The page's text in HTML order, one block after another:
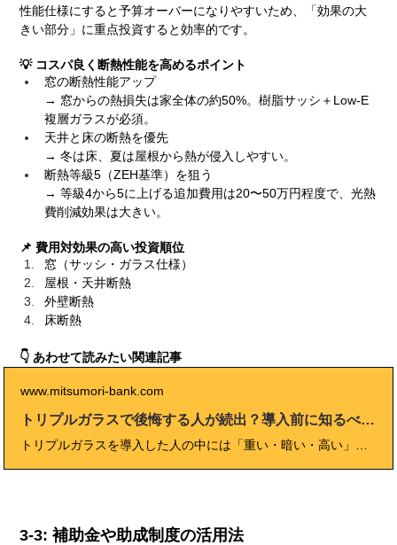
性能仕様にすると予算オーバーになりやすいため、「効果の大
きい部分」に重点投資すると効率的です。
💡 コスパ良く断熱性能を高めるポイント
窓の断熱性能アップ
→ 窓からの熱損失は家全体の約50%。樹脂サッシ＋Low-E
複層ガラスが必須。
天井と床の断熱を優先
→ 冬は床、夏は屋根から熱が侵入しやすい。
断熱等級5（ZEH基準）を狙う
→ 等級4から5に上げる追加費用は20〜50万円程度で、光熱
費削減効果は大きい。
📌 費用対効果の高い投資順位
窓（サッシ・ガラス仕様）
屋根・天井断熱
外壁断熱
床断熱
👇 あわせて読みたい関連記事
www.mitsumori-bank.com
トリプルガラスで後悔する人が続出？導入前に知るべきデメリットと注意点
3-3: 補助金や助成制度の活用法